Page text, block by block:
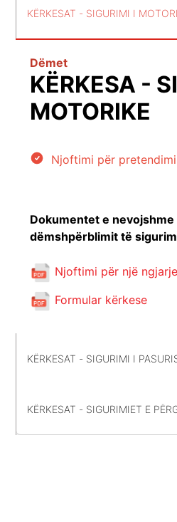
KËRKESAT - SIGURIMI I
Dëmet
KËRKESA -
MOTORIKE
Njoftimi për
Dokumentet e
dëmshpërblimit të
Njoftimi për një
Formular kërkese
KËRKESAT - SIGURIMI I
KËRKESAT - SIGURIMIET E